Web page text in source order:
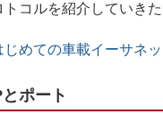
トコルを紹介していきた
めての車載イーサネ
ポート